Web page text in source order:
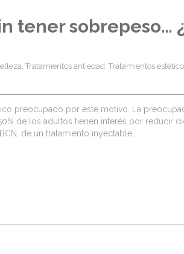
tener sobrepeso…
, Tratamientos antiedad , Tratamientos
preocupado por este motivo. La
de los adultos tienen interés por reducir
de un tratamiento inyectable,…